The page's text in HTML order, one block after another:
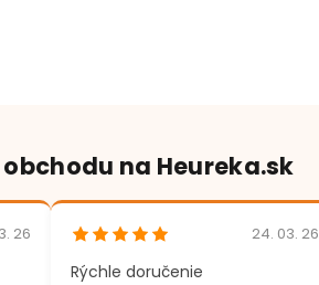
na Heureka.sk
26 24. 03. 26
Rýchle doručenie